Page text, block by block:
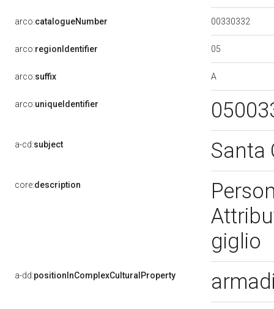
arco:catalogueNumber 00330332
arco:regionIdentifier 05
arco:suffix A
arco:uniqueIdentifier
a-cd:subject Santa
core:description
giglio
a-dd:positionInComplexCulturalProperty